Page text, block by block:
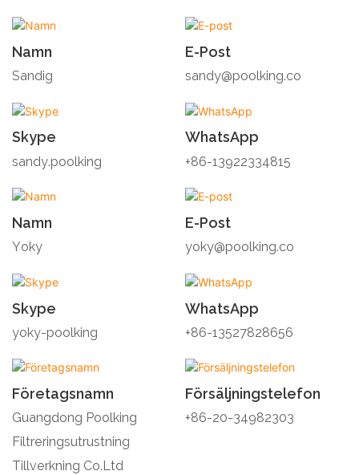
Namn
Sandig
E-Post
sandy@poolking.co
Skype
sandy.poolking
WhatsApp
+86-13922334815
Namn
Yoky
E-Post
yoky@poolking.co
Skype
yoky-poolking
WhatsApp
+86-13527828656
Företagsnamn
Guangdong Poolking
Filtreringsutrustning
Tillverkning Co.Ltd
Försäljningstelefon
+86-20-34982303